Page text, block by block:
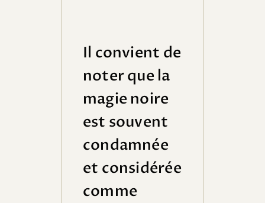
Il convient de
noter que la
magie noire
est souvent
condamnée
et considérée
comme